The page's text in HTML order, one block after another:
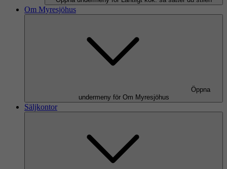
Om Myresjöhus
Öppna
undermeny för Om Myresjöhus
Säljkontor